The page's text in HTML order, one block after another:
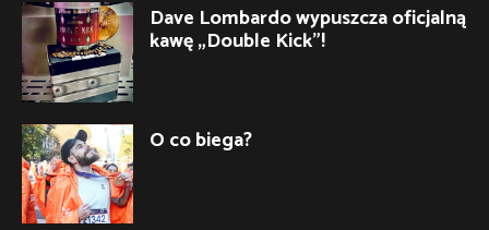
Dave Lombardo wypuszcza oficjalną
kawę „Double Kick”!
O co biega?